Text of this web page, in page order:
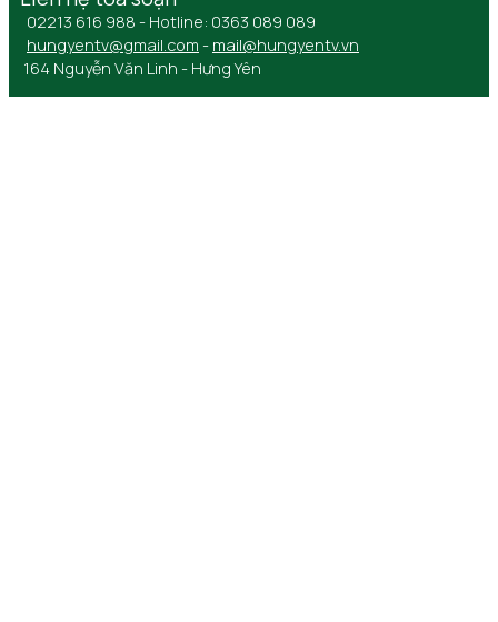
02213 616 988 - Hotline: 0363 089 089
hungyentv@gmail.com - mail@hungyentv.vn
164 Nguyễn Văn Linh - Hưng Yên